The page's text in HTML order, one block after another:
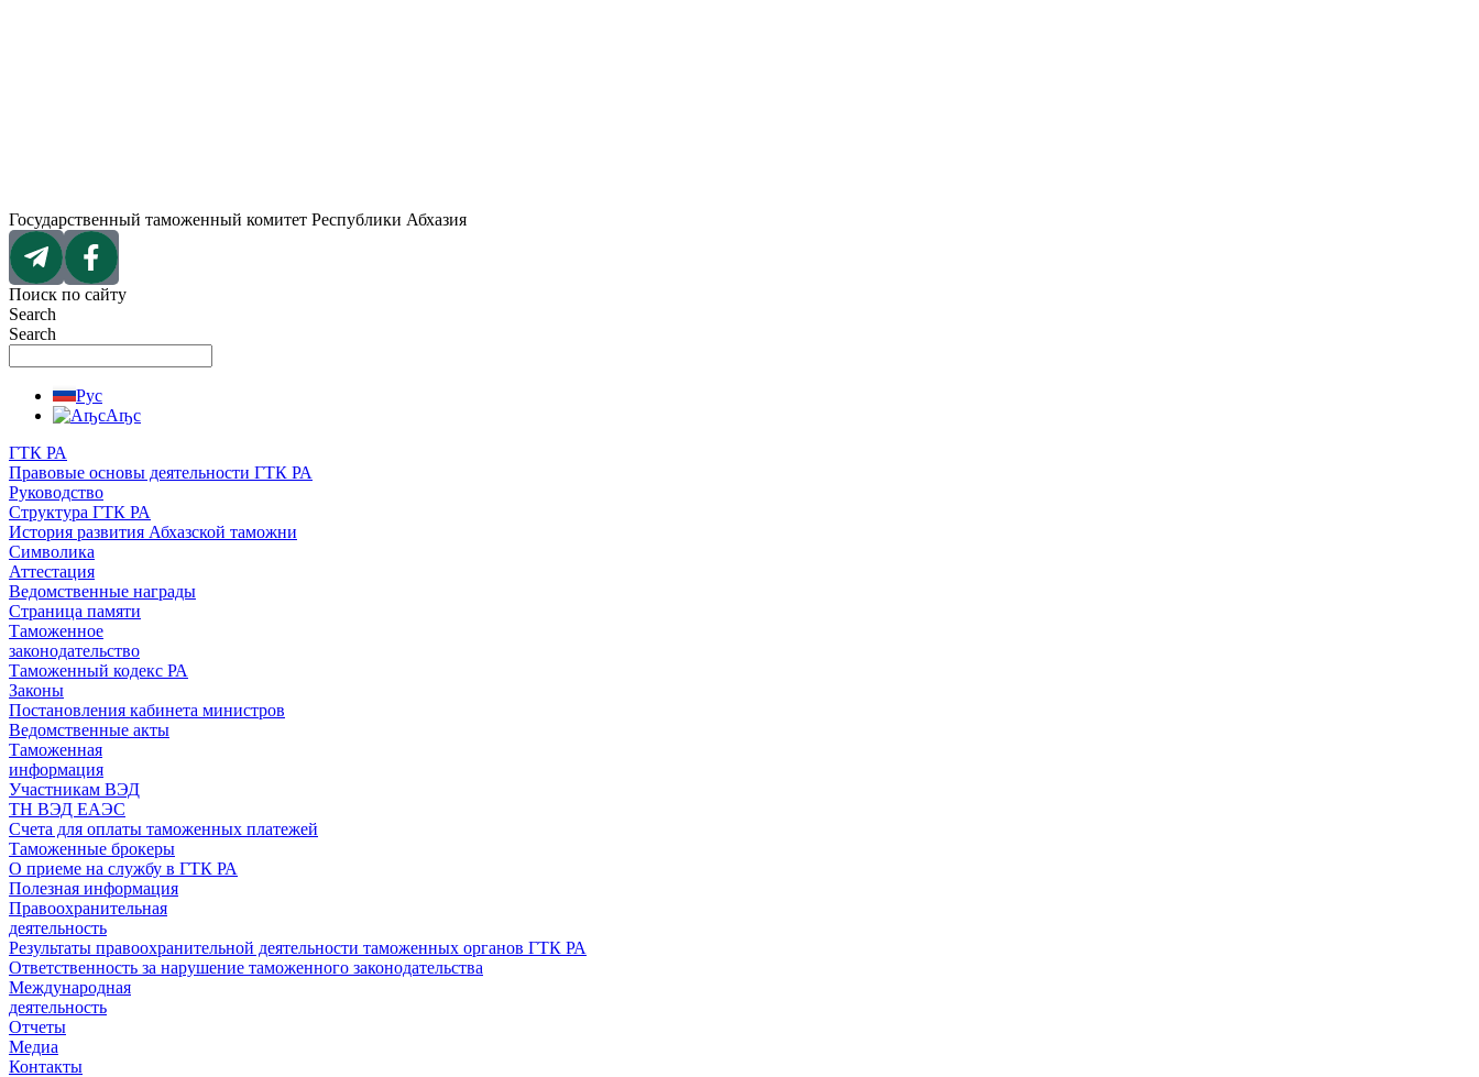
Государственный таможенный комитет Республики Абхазия
Поиск по сайту
Search
Search
Рус
Аҧс
ГТК РА
Правовые основы деятельности ГТК РА
Руководство
Структура ГТК РА
История развития Абхазской таможни
Символика
Аттестация
Ведомственные награды
Страница памяти
Таможенное
законодательство
Таможенный кодекс РА
Законы
Постановления кабинета министров
Ведомственные акты
Таможенная
информация
Участникам ВЭД
ТН ВЭД ЕАЭС
Счета для оплаты таможенных платежей
Таможенные брокеры
О приеме на службу в ГТК РА
Полезная информация
Правоохранительная
деятельность
Результаты правоохранительной деятельности таможенных органов ГТК РА
Ответственность за нарушение таможенного законодательства
Международная
деятельность
Отчеты
Медиа
Контакты